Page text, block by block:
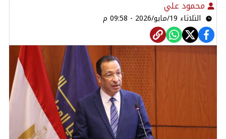
محمود علي
الثلاثاء 19/مايو/2026 - 09:58 م